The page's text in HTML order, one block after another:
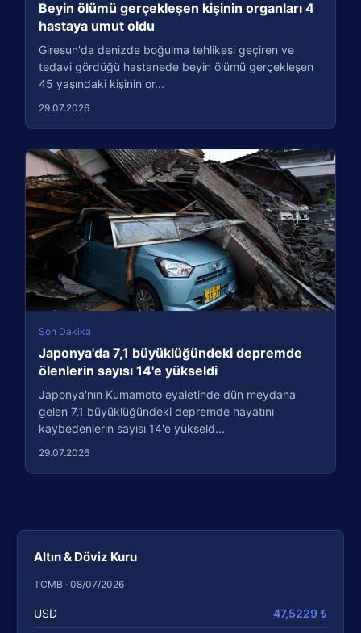
Altın & Döviz Kuru
TCMB · 08/07/2026
USD 47,5229 ₺
Beyin ölümü gerçekleşen kişinin organları 4
hastaya umut oldu
Giresun'da denizde boğulma tehlikesi geçiren ve
tedavi gördüğü hastanede beyin ölümü gerçekleşen
45 yaşındaki kişinin or...
29.07.2026
Son Dakika
Japonya'da 7,1 büyüklüğündeki depremde
ölenlerin sayısı 14'e yükseldi
Japonya'nın Kumamoto eyaletinde dün meydana
gelen 7,1 büyüklüğündeki depremde hayatını
kaybedenlerin sayısı 14'e yükseld...
29.07.2026